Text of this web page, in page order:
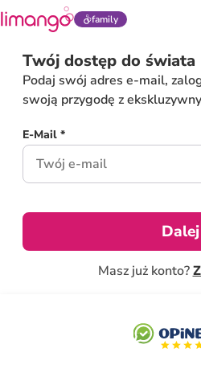
family
Twój dostęp do świata
Podaj swój adres e-mail,
swoją przygodę z
E-Mail *
Dalej
Masz już konto?